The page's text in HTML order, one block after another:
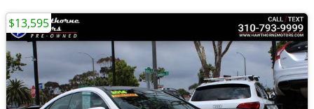
$13,595